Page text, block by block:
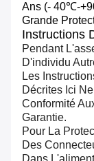
Ans (- 40℃-
Grande
Instructions
Pendant
D'individu
Les
Décrites Ici
Conformité
Garantie.
Pour La
Des